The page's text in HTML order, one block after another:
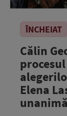
ÎNCHEIAT
Călin
Elena